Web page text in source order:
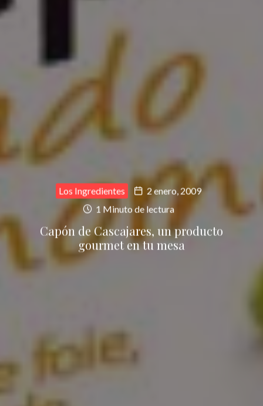
Los Ingredientes
2 enero, 2009
1 Minuto de lectura
Capón de Cascajares, un producto
gourmet en tu mesa